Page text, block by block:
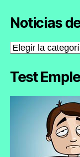
Noticias
Noticias
de
Test